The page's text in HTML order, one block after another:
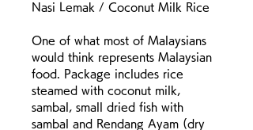
Nasi Lemak / Coconut Milk Rice
One of what most of Malaysians
would think represents Malaysian
food. Package includes rice
steamed with coconut milk,
sambal, small dried fish with
sambal and Rendang Ayam (dry